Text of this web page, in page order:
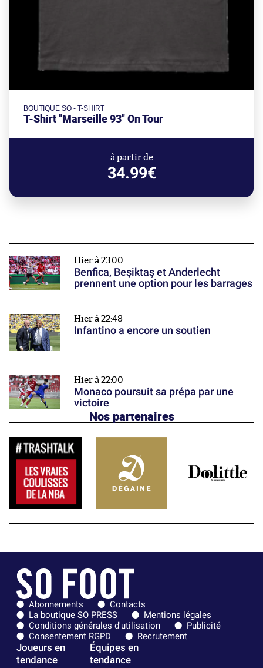
BOUTIQUE SO - T-SHIRT
T-Shirt "Marseille 93" On Tour
à partir de
34.99€
Hier à 23:00
Benfica, Beşiktaş et Anderlecht
prennent une option pour les barrages
Hier à 22:48
Infantino a encore un soutien
Hier à 22:00
Monaco poursuit sa prépa par une
victoire
Nos partenaires
Abonnements
Contacts
La boutique SO PRESS
Mentions légales
Conditions générales d'utilisation
Publicité
Consentement RGPD
Recrutement
Joueurs en
tendance
Équipes en
tendance